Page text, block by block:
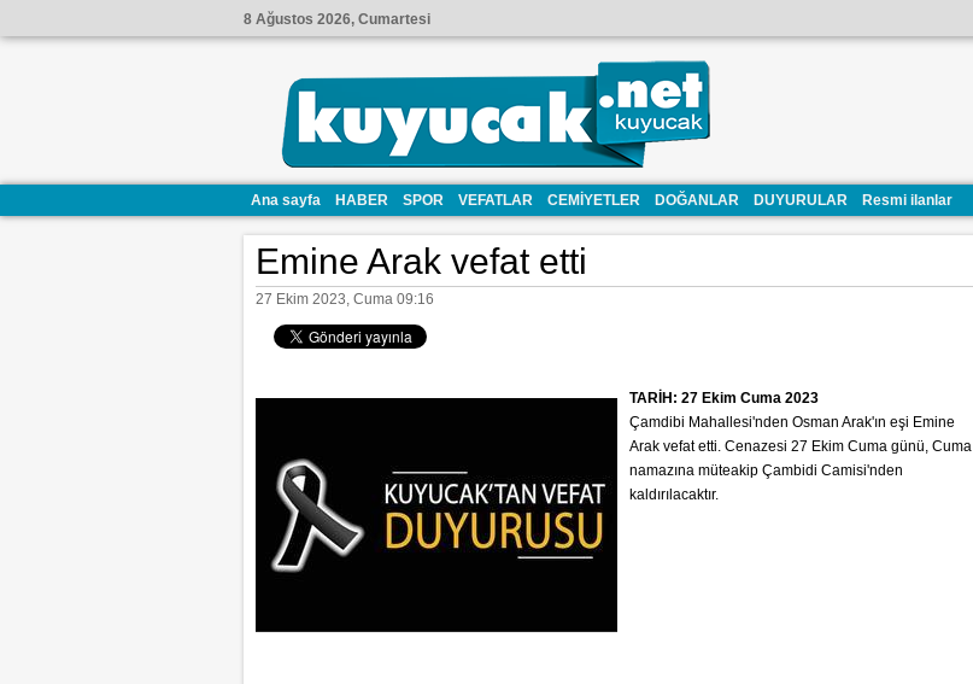
8 Ağustos 2026, Cumartesi
Ana sayfa HABER SPOR VEFATLAR CEMİYETLER DOĞANLAR DUYURULAR Resmi ilanlar
Emine Arak vefat etti
27 Ekim 2023, Cuma 09:16
TARİH: 27 Ekim Cuma 2023
Çamdibi Mahallesi'nden Osman Arak'ın eşi Emine
Arak vefat etti. Cenazesi 27 Ekim Cuma günü, Cuma
namazına müteakip Çambidi Camisi'nden
kaldırılacaktır.